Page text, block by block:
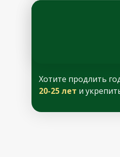
Хотите продлить
20-25 лет и